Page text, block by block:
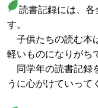
読書記録には、
す。
子供たちの読む本
軽いものになりがち
同学年の読書記録
うに心がけていって